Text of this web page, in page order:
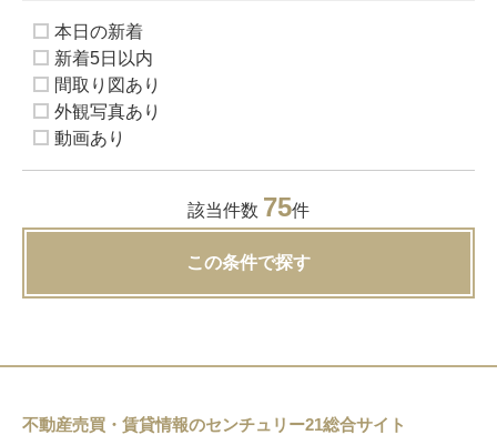
本日の新着
新着5日以内
間取り図あり
外観写真あり
動画あり
該当件数 75件
この条件で探す
不動産売買・賃貸情報のセンチュリー21総合サイト